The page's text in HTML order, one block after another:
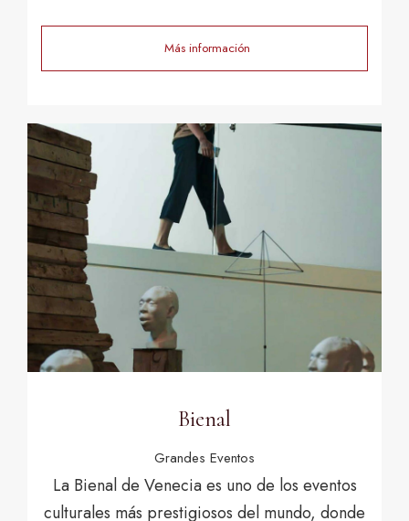
Más información
Bienal
Grandes Eventos
La Bienal de Venecia es uno de los eventos
culturales más prestigiosos del mundo, donde